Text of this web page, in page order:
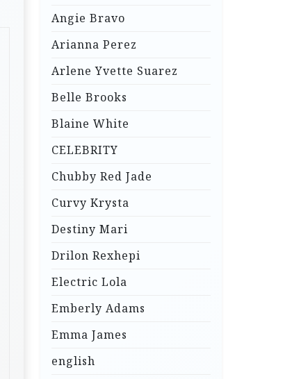
Angie Bravo
Arianna Perez
Arlene Yvette Suarez
Belle Brooks
Blaine White
CELEBRITY
Chubby Red Jade
Curvy Krysta
Destiny Mari
Drilon Rexhepi
Electric Lola
Emberly Adams
Emma James
english